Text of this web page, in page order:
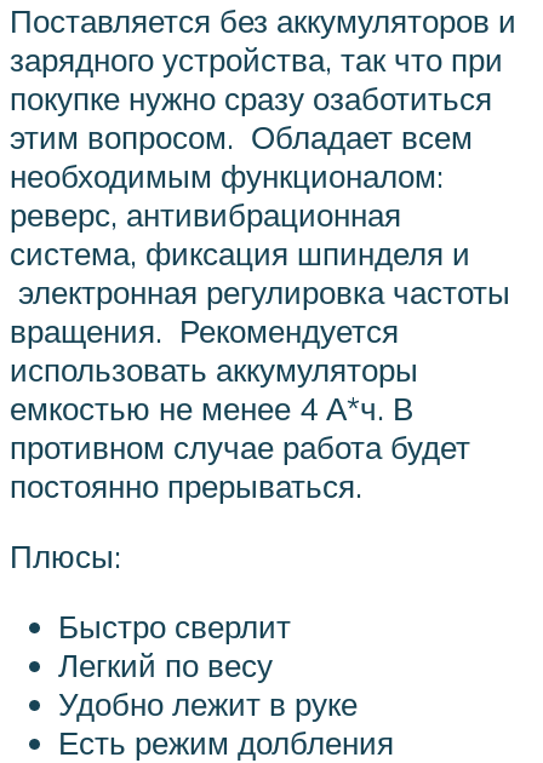
Поставляется без аккумуляторов и
зарядного устройства, так что при
покупке нужно сразу озаботиться
этим вопросом. Обладает всем
необходимым функционалом:
реверс, антивибрационная
система, фиксация шпинделя и
электронная регулировка частоты
вращения. Рекомендуется
использовать аккумуляторы
емкостью не менее 4 А*ч. В
противном случае работа будет
постоянно прерываться.
Плюсы:
Быстро сверлит
Легкий по весу
Удобно лежит в руке
Есть режим долбления